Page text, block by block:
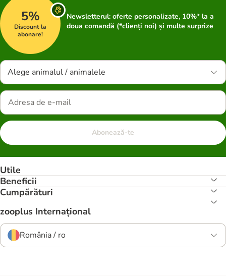
5%
Discount la
abonare!
Newsletterul: oferte personalizate, 10%* la a
doua comandă (*clienți noi) și multe surprize
Alege animalul / animalele
Abonează-te
Utile
Beneficii
Cumpărături
zooplus Internațional
România / ro